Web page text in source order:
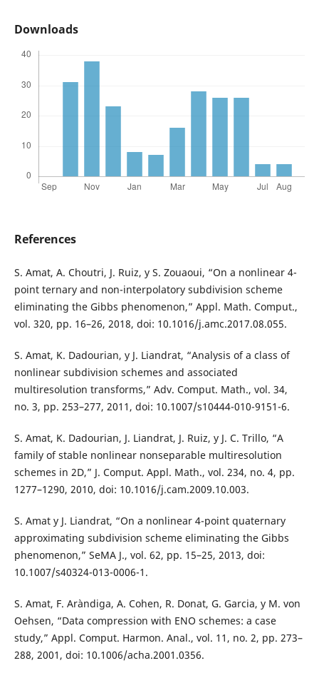
Downloads
References
S. Amat, A. Choutri, J. Ruiz, y S. Zouaoui, “On a nonlinear 4-
point ternary and non-interpolatory subdivision scheme
eliminating the Gibbs phenomenon,” Appl. Math. Comput.,
vol. 320, pp. 16–26, 2018, doi: 10.1016/j.amc.2017.08.055.
S. Amat, K. Dadourian, y J. Liandrat, “Analysis of a class of
nonlinear subdivision schemes and associated
multiresolution transforms,” Adv. Comput. Math., vol. 34,
no. 3, pp. 253–277, 2011, doi: 10.1007/s10444-010-9151-6.
S. Amat, K. Dadourian, J. Liandrat, J. Ruiz, y J. C. Trillo, “A
family of stable nonlinear nonseparable multiresolution
schemes in 2D,” J. Comput. Appl. Math., vol. 234, no. 4, pp.
1277–1290, 2010, doi: 10.1016/j.cam.2009.10.003.
S. Amat y J. Liandrat, “On a nonlinear 4-point quaternary
approximating subdivision scheme eliminating the Gibbs
phenomenon,” SeMA J., vol. 62, pp. 15–25, 2013, doi:
10.1007/s40324-013-0006-1.
S. Amat, F. Aràndiga, A. Cohen, R. Donat, G. Garcia, y M. von
Oehsen, “Data compression with ENO schemes: a case
study,” Appl. Comput. Harmon. Anal., vol. 11, no. 2, pp. 273–
288, 2001, doi: 10.1006/acha.2001.0356.